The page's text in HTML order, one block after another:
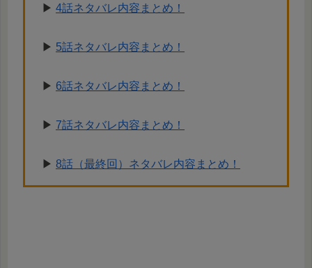
▶︎ 4話ネタバレ内容まとめ！
▶︎ 5話ネタバレ内容まとめ！
▶︎ 6話ネタバレ内容まとめ！
▶︎ 7話ネタバレ内容まとめ！
▶︎ 8話（最終回）ネタバレ内容まとめ！